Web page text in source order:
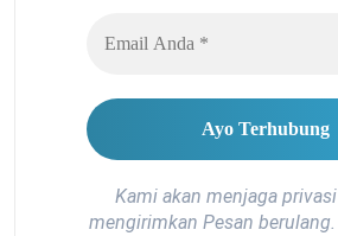
Kami akan menjaga
mengirimkan Pesan